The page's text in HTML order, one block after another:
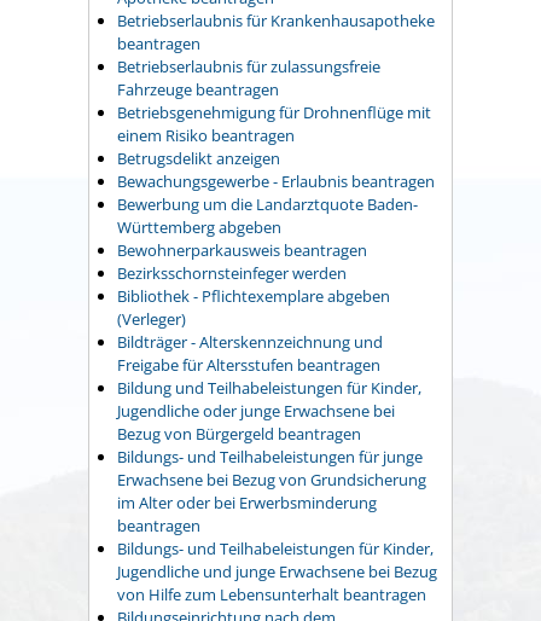
Betriebserlaubnis für Krankenhausapotheke
beantragen
Betriebserlaubnis für zulassungsfreie
Fahrzeuge beantragen
Betriebsgenehmigung für Drohnenflüge mit
einem Risiko beantragen
Betrugsdelikt anzeigen
Bewachungsgewerbe - Erlaubnis beantragen
Bewerbung um die Landarztquote Baden-
Württemberg abgeben
Bewohnerparkausweis beantragen
Bezirksschornsteinfeger werden
Bibliothek - Pflichtexemplare abgeben
(Verleger)
Bildträger - Alterskennzeichnung und
Freigabe für Altersstufen beantragen
Bildung und Teilhabeleistungen für Kinder,
Jugendliche oder junge Erwachsene bei
Bezug von Bürgergeld beantragen
Bildungs- und Teilhabeleistungen für junge
Erwachsene bei Bezug von Grundsicherung
im Alter oder bei Erwerbsminderung
beantragen
Bildungs- und Teilhabeleistungen für Kinder,
Jugendliche und junge Erwachsene bei Bezug
von Hilfe zum Lebensunterhalt beantragen